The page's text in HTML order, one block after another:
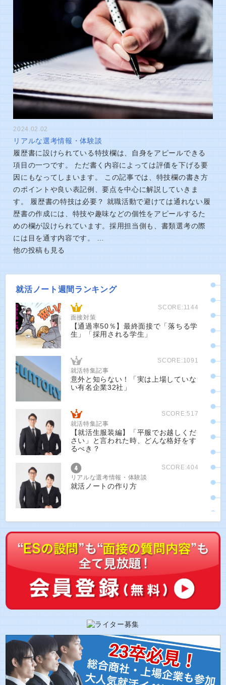
2024.02.02
リアルな選考情報・体験談
履歴書に設けられている特技欄は、自身をアピールできる
項目の一つです。 ただ書く内容によっては評価を下げる要
因にもなってしまいます。 この記事では、特技欄の書き方
のポイントや良い表記例、要点を中心に解説していきま
す。 履歴書の特技は必要？ 就職活動で避けては通れない履
歴書の作成には、特技や趣味などの個性をアピールするた
めの欄が設けられています。採用担当側も、書類選考の際
には目を通す内容です。 …
他の投稿も見る
就活ノート週間ランキング
SCORE:1144
面接対策
【通過率50％】最終面接で「落ちる学
生」「採用される学生」
SCORE:1091
就活特集記事
意外と知らない！「実は上場していな
い有名企業32社」
SCORE:517
就活特集記事
【就活生服装編】「平服でお越しくだ
さい」と言われた時、どんな格好をす
るべき？
SCORE:404
リアルな選考情報・体験談
就活ノートの作り方